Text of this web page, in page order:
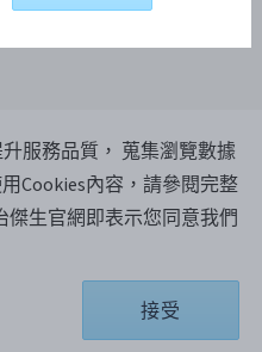
服務品質， 蒐集瀏覽數據
Cookies內容，請參閱完整
傑生官網即表示您同意我們
接受